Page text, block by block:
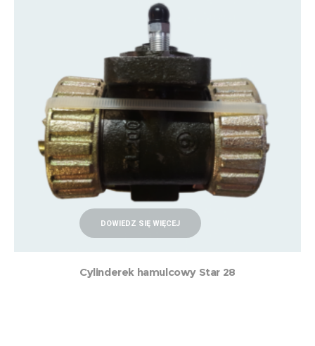
DOWIEDZ SIĘ WIĘCEJ
Cylinderek hamulcowy Star 28